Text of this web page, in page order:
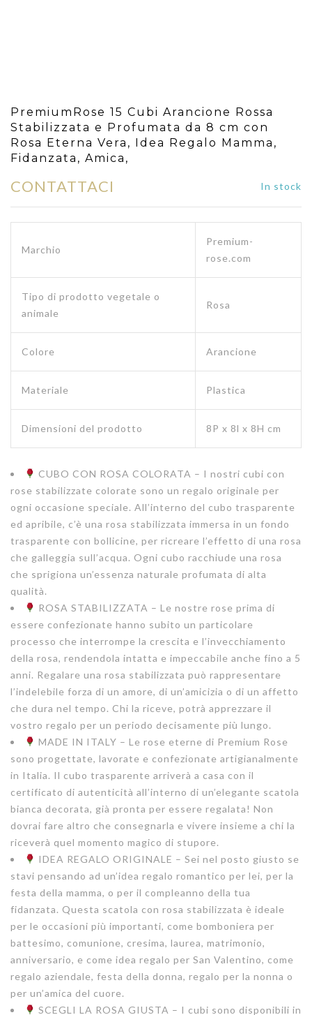
PremiumRose 15 Cubi Arancione Rossa
Stabilizzata e Profumata da 8 cm con
Rosa Eterna Vera, Idea Regalo Mamma,
Fidanzata, Amica,
CONTATTACI In stock
Marchio
Premium-
rose.com
Tipo di prodotto vegetale o
animale
Rosa
Colore Arancione
Materiale Plastica
Dimensioni del prodotto 8P x 8l x 8H cm
CUBO CON ROSA COLORATA – I nostri cubi con
rose stabilizzate colorate sono un regalo originale per
ogni occasione speciale. All’interno del cubo trasparente
ed apribile, c’è una rosa stabilizzata immersa in un fondo
trasparente con bollicine, per ricreare l’effetto di una rosa
che galleggia sull’acqua. Ogni cubo racchiude una rosa
che sprigiona un’essenza naturale profumata di alta
qualità.
ROSA STABILIZZATA – Le nostre rose prima di
essere confezionate hanno subito un particolare
processo che interrompe la crescita e l’invecchiamento
della rosa, rendendola intatta e impeccabile anche fino a 5
anni. Regalare una rosa stabilizzata può rappresentare
l’indelebile forza di un amore, di un’amicizia o di un affetto
che dura nel tempo. Chi la riceve, potrà apprezzare il
vostro regalo per un periodo decisamente più lungo.
MADE IN ITALY – Le rose eterne di Premium Rose
sono progettate, lavorate e confezionate artigianalmente
in Italia. Il cubo trasparente arriverà a casa con il
certificato di autenticità all’interno di un’elegante scatola
bianca decorata, già pronta per essere regalata! Non
dovrai fare altro che consegnarla e vivere insieme a chi la
riceverà quel momento magico di stupore.
IDEA REGALO ORIGINALE – Sei nel posto giusto se
stavi pensando ad un’idea regalo romantico per lei, per la
festa della mamma, o per il compleanno della tua
fidanzata. Questa scatola con rosa stabilizzata è ideale
per le occasioni più importanti, come bomboniera per
battesimo, comunione, cresima, laurea, matrimonio,
anniversario, e come idea regalo per San Valentino, come
regalo aziendale, festa della donna, regalo per la nonna o
per un’amica del cuore.
SCEGLI LA ROSA GIUSTA – I cubi sono disponibili in